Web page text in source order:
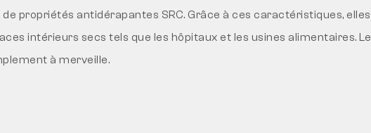
propriétés antidérapantes SRC. Grâce à ces caractéristiques, elles
intérieurs secs tels que les hôpitaux et les usines alimentaires. Le
à merveille.